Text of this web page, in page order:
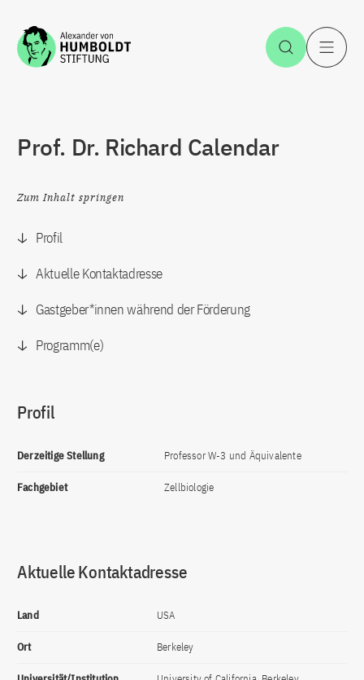
Zum Inhalt springen Suche
Prof. Dr. Richard Calendar
Zum Inhalt springen
Profil
Aktuelle Kontaktadresse
Gastgeber*innen während der Förderung
Programm(e)
Profil
Derzeitige Stellung Professor W-3 und Äquivalente
Fachgebiet Zellbiologie
Aktuelle Kontaktadresse
Land USA
Ort Berkeley